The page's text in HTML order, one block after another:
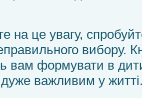
на це увагу,
вибору.
вам формувати в
важливим у